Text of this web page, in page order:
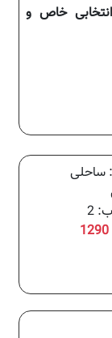
خاص و
ساحلی
2
1290